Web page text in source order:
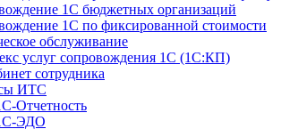
1С бюджетных организаций
1С по фиксированной стоимости
обслуживание
услуг сопровождения 1С (1С:КП)
сотрудника
ИТС
Отчетность
ЭДО